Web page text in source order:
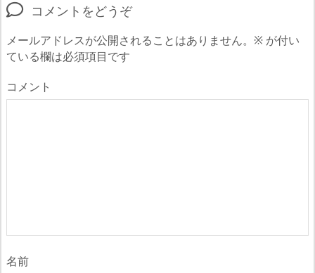
コメントをどうぞ
メールアドレスが公開されることはありません。 ※が付い
ている欄は必須項目です
コメント
名前